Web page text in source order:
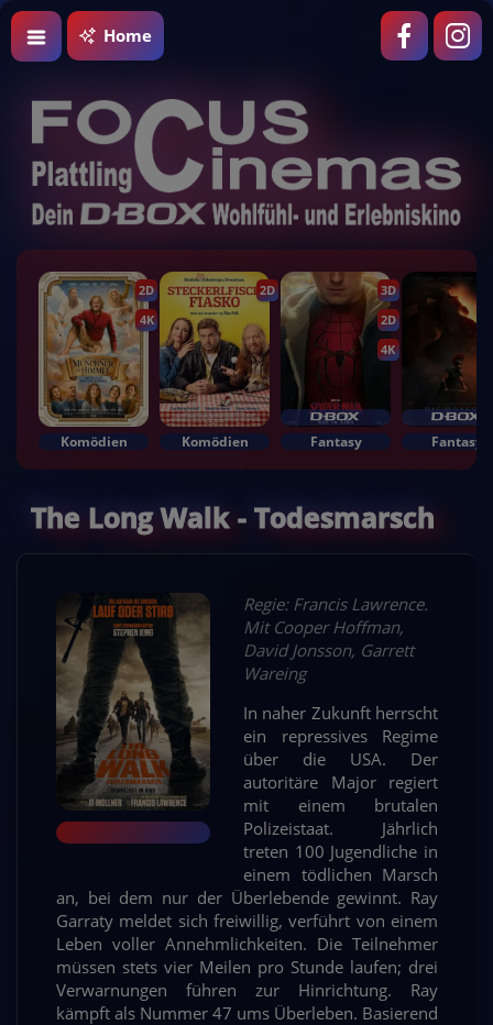
Home
2D
4K
Komödien
2D
Komödien
3D
2D
4K
Fantasy Fantasy
The Long Walk - Todesmarsch
Regie: Francis Lawrence.
Mit Cooper Hoffman,
David Jonsson, Garrett
Wareing
In naher Zukunft herrscht
ein repressives Regime
über die USA. Der
autoritäre Major regiert
mit einem brutalen
Polizeistaat. Jährlich
treten 100 Jugendliche in
einem tödlichen Marsch
an, bei dem nur der Überlebende gewinnt. Ray
Garraty meldet sich freiwillig, verführt von einem
Leben voller Annehmlichkeiten. Die Teilnehmer
müssen stets vier Meilen pro Stunde laufen; drei
Verwarnungen führen zur Hinrichtung. Ray
kämpft als Nummer 47 ums Überleben. Basierend